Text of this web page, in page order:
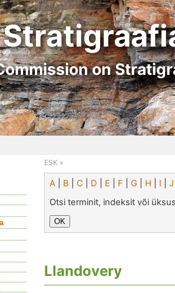
on
ESK »
A B C D E F G H I J
Otsi terminit, indeksit või
Llandovery